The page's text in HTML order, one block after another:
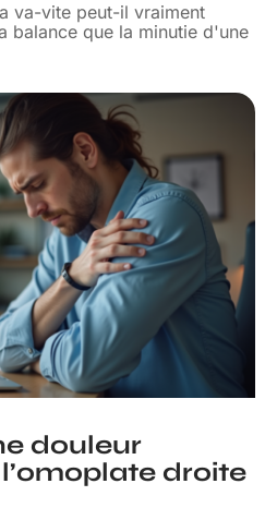
va-vite peut-il vraiment
balance que la minutie d'une
douleur
droite